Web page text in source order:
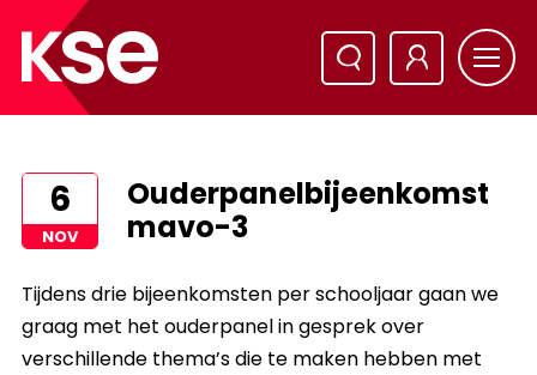
6
NOV
Ouderpanelbijeenkomst
mavo-3
Tijdens drie bijeenkomsten per schooljaar gaan we
graag met het ouderpanel in gesprek over
verschillende thema’s die te maken hebben met